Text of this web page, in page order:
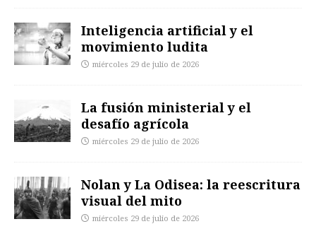
Inteligencia artificial y el
movimiento ludita
miércoles 29 de julio de 2026
La fusión ministerial y el
desafío agrícola
miércoles 29 de julio de 2026
Nolan y La Odisea: la reescritura
visual del mito
miércoles 29 de julio de 2026